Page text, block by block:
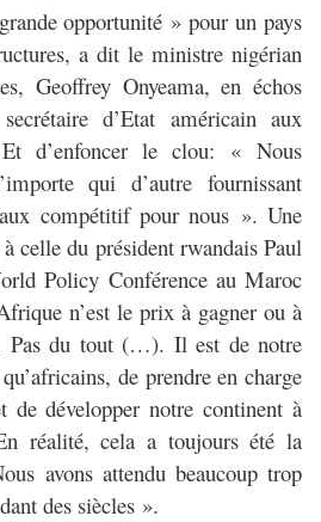
opportunité » pour un pays
a dit le ministre nigérian
Geoffrey Onyeama, en échos
d’Etat américain aux
d’enfoncer le clou: « Nous
qui d’autre fournissant
compétitif pour nous ». Une
celle du président rwandais Paul
Policy Conférence au Maroc
n’est le prix à gagner ou à
Pas du tout (…). Il est de notre
de prendre en charge
de développer notre continent à
réalité, cela a toujours été la
avons attendu beaucoup trop
des siècles ».